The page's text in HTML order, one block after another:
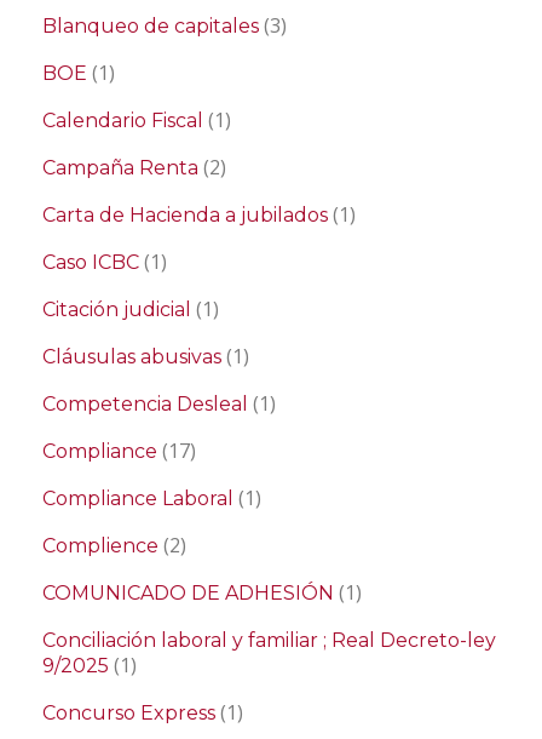
Blanqueo de capitales (3)
BOE (1)
Calendario Fiscal (1)
Campaña Renta (2)
Carta de Hacienda a jubilados (1)
Caso ICBC (1)
Citación judicial (1)
Cláusulas abusivas (1)
Competencia Desleal (1)
Compliance (17)
Compliance Laboral (1)
Complience (2)
COMUNICADO DE ADHESIÓN (1)
Conciliación laboral y familiar ; Real Decreto-ley
9/2025 (1)
Concurso Express (1)